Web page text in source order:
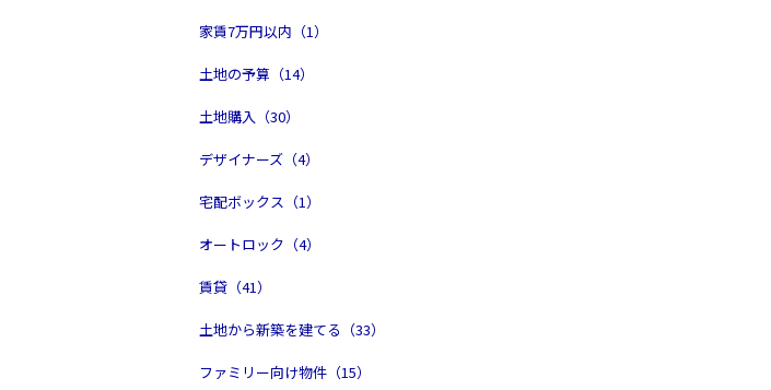
家賃7万円以内（1）
土地の予算（14）
土地購入（30）
デザイナーズ（4）
宅配ボックス（1）
オートロック（4）
賃貸（41）
土地から新築を建てる（33）
ファミリー向け物件（15）